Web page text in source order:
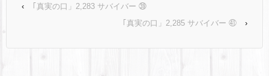
‹
｢真実の口」2,283 サバイバー ㊴
｢真実の口」2,285 サバイバー ㊶
›